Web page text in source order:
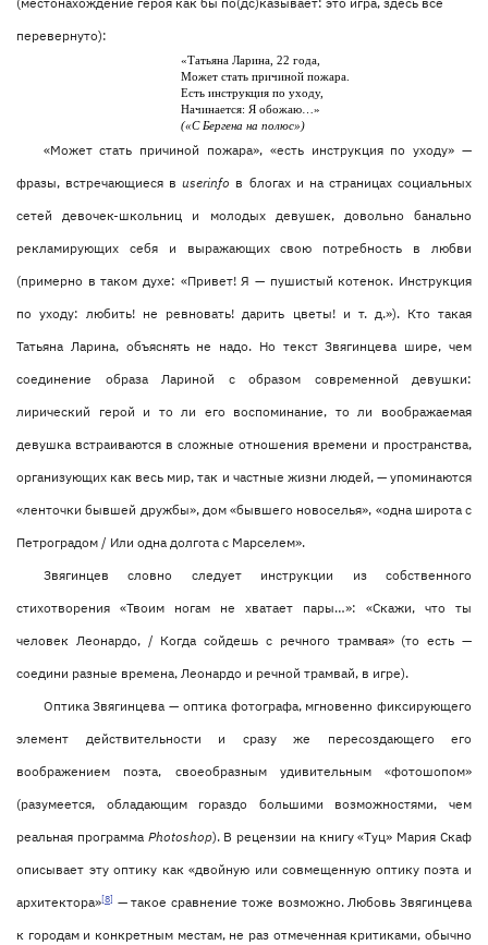
перевернуто):
«Татьяна Ларина, 22 года,
Может стать причиной пожара.
Есть инструкция по уходу,
Начинается: Я обожаю…»
(«С Бергена на полюс»)
«Может стать причиной пожара», «есть инструкция по уходу» —
фразы, встречающиеся вuserinfo в блогах и на страницах социальных
сетей девочек-школьниц и молодых девушек, довольно банально
рекламирующих себя и выражающих свою потребность в любви
(примерно в таком духе: «Привет! Я — пушистый котенок. Инструкция
по уходу: любить! не ревновать! дарить цветы! и т. д.»). Кто такая
Татьяна Ларина, объяснять не надо. Но текст Звягинцева шире, чем
соединение образа Лариной с образом современной девушки:
лирический герой и то ли его воспоминание, то ли воображаемая
девушка встраиваются в сложные отношения времени и пространства,
организующих как весь мир, так и частные жизни людей, — упоминаются
«ленточки бывшей дружбы», дом «бывшего новоселья», «одна широта с
Петроградом / Или одна долгота с Марселем».
Звягинцев словно следует инструкции из собственного
стихотворения «Твоим ногам не хватает пары…»: «Скажи, что ты
человек Леонардо, / Когда сойдешь с речного трамвая» (то есть —
соедини разные времена, Леонардо и речной трамвай, в игре).
Оптика Звягинцева — оптика фотографа, мгновенно фиксирующего
элемент действительности и сразу же пересоздающего его
воображением поэта, своеобразным удивительным «фотошопом»
(разумеется, обладающим гораздо большими возможностями, чем
реальная программа Photoshop). В рецензии на книгу «Туц» Мария Скаф
описывает эту оптику как «двойную или совмещенную оптику поэта и
архитектора»[8] — такое сравнение тоже возможно. Любовь Звягинцева
к городам и конкретным местам, не раз отмеченная критиками, обычно